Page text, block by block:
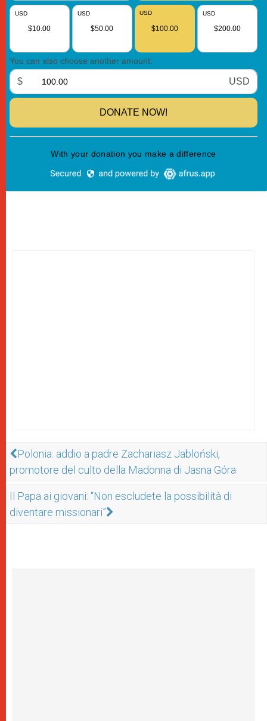
Polonia: addio a padre Zachariasz Jabloński,
promotore del culto della Madonna di Jasna Góra
Il Papa ai giovani: “Non escludete la possibilità di
diventare missionari”